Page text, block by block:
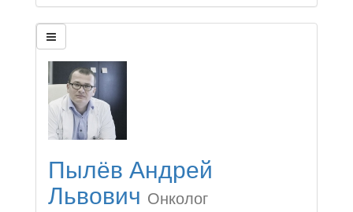
Пылёв Андрей
Львович Онколог